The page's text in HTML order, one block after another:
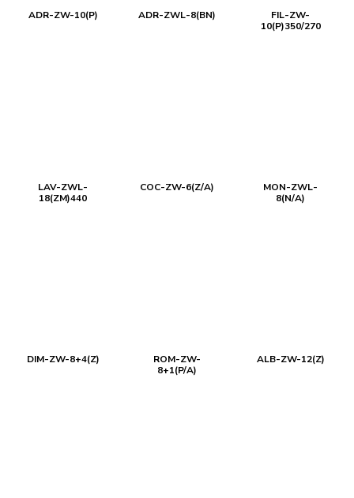
ADR-ZW-10(P) ADR-ZWL-8(BN)
FIL-ZW-
10(P)350/270
LAV-ZWL-
18(ZM)440
COC-ZW-6(Z/A)
MON-ZWL-
8(N/A)
DIM-ZW-8+4(Z)
ROM-ZW-
8+1(P/A)
ALB-ZW-12(Z)